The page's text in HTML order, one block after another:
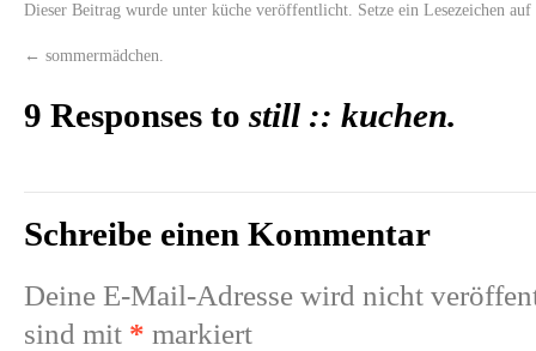
Dieser Beitrag wurde unter küche veröffentlicht. Setze ein Lesezeichen
← sommermädchen.
9 Responses to still :: kuchen.
Schreibe einen Kommentar
Deine E-Mail-Adresse wird nicht
sind mit * markiert